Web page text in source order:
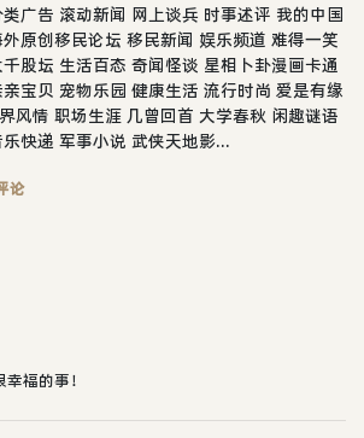
广告 滚动新闻 网上谈兵 时事述评 我的中国
原创移民论坛 移民新闻 娱乐频道 难得一笑
股坛 生活百态 奇闻怪谈 星相卜卦漫画卡通
宝贝 宠物乐园 健康生活 流行时尚 爱是有缘
风情 职场生涯 几曾回首 大学春秋 闲趣谜语
快递 军事小说 武侠天地影...
论
福的事！